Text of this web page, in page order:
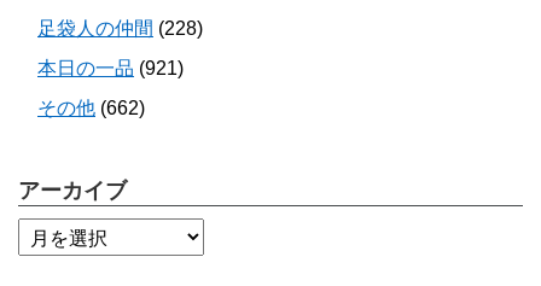
足袋人の仲間 (228)
本日の一品 (921)
その他 (662)
アーカイブ